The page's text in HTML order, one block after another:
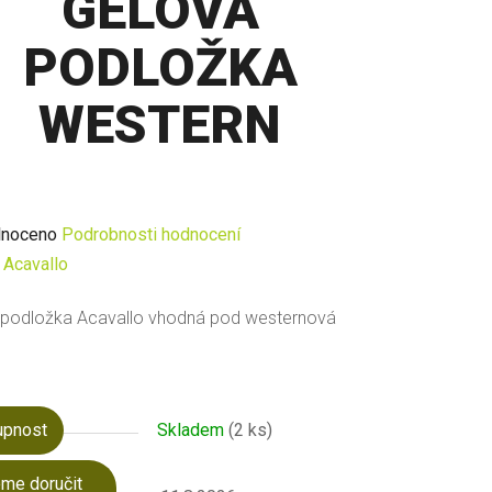
PODLOŽKA
WESTERN
Podrobnosti hodnocení
Acavallo
Acavallo vhodná pod westernová
Skladem (2 ks)
doručit